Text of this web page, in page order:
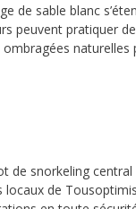
de sable blanc
peuvent pratiquer
ombragées
de snorkeling
locaux de